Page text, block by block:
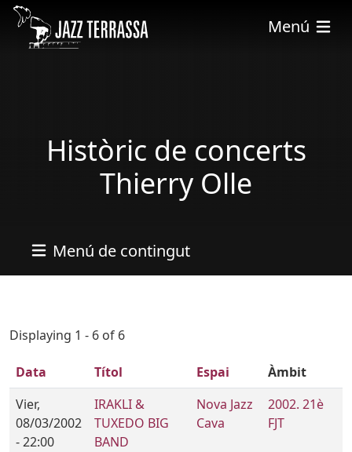
Pasar al contenido principal
Menú
Històric de concerts
Thierry Olle
Menú de contingut
Displaying 1 - 6 of 6
Data Títol Espai
Àmbit
Vier,
08/03/2002
- 22:00
IRAKLI &
TUXEDO BIG
BAND
Nova Jazz
Cava
2002. 21è
FJT